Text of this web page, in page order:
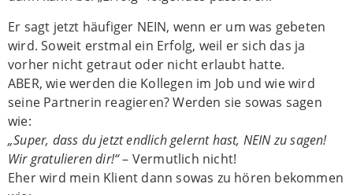
Er sagt jetzt häufiger NEIN, wenn er um was gebeten
wird. Soweit erstmal ein Erfolg, weil er sich das ja
vorher nicht getraut oder nicht erlaubt hatte.
ABER, wie werden die Kollegen im Job und wie wird
seine Partnerin reagieren? Werden sie sowas sagen
wie:
„Super, dass du jetzt endlich gelernt hast, NEIN zu sagen!
Wir gratulieren dir!“– Vermutlich nicht!
Eher wird mein Klient dann sowas zu hören bekommen